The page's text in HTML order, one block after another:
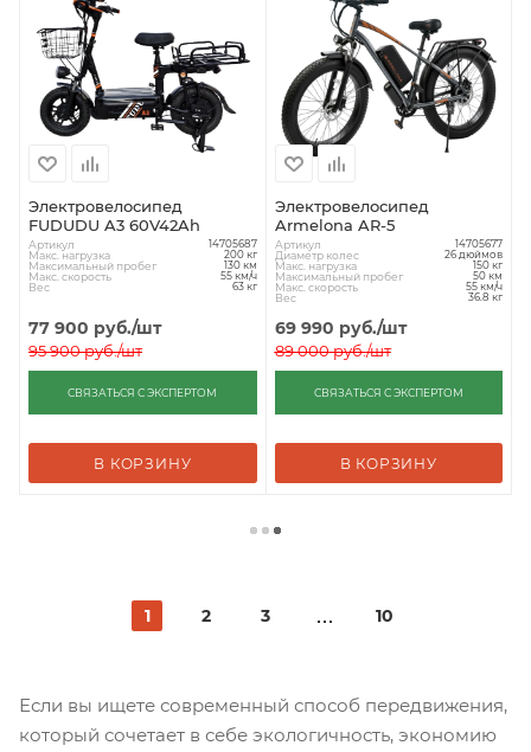
Электровелосипед
FUDUDU A3 60V42Ah
Артикул 14705687
Макс. нагрузка 200 кг
Максимальный пробег 130 км
Макс. скорость 55 км/ч
Вес 63 кг
77 900 руб./шт
95 900руб./шт
СВЯЗАТЬСЯ С ЭКСПЕРТОМ
В КОРЗИНУ
Электровелосипед
Armelona AR-5
Артикул 14705677
Диаметр колес 26 дюймов
Макс. нагрузка 150 кг
Максимальный пробег 50 км
Макс. скорость 55 км/ч
Вес 36.8 кг
69 990 руб./шт
89 000руб./шт
СВЯЗАТЬСЯ С ЭКСПЕРТОМ
В КОРЗИНУ
1 2 3 10
Если вы ищете современный способ передвижения,
который сочетает в себе экологичность, экономию